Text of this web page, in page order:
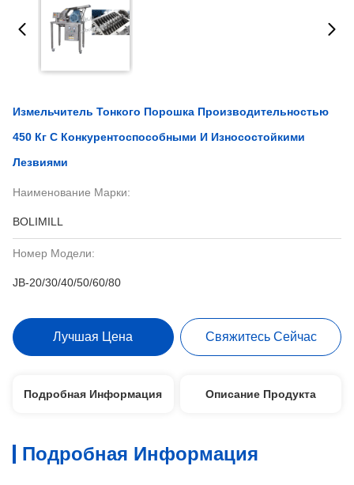
Измельчитель Тонкого Порошка Производительностью
450 Кг С Конкурентоспособными И Износостойкими
Лезвиями
Наименование Марки:
BOLIMILL
Номер Модели:
JB-20/30/40/50/60/80
Лучшая Цена Свяжитесь Сейчас
Подробная Информация Описание Продукта
Подробная Информация